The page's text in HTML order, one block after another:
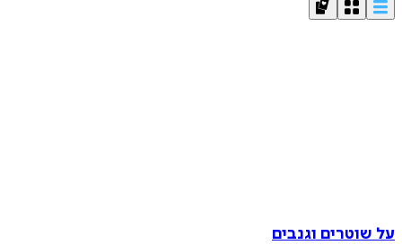
על שוטרים וגנבים